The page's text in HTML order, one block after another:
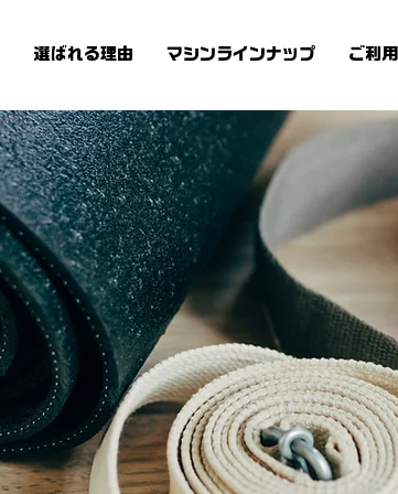
選ばれる理由 マシンラインナップ ご利